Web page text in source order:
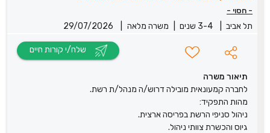
- חסוי -
תל אביב 3-4 שנים משרה מלאה 29/07/2026
תיאור משרה
לחברה קמעונאית מובילה דרוש/ה מנהל/ת רשת.
מהות התפקיד:
ניהול סניפי הרשת בפריסה ארצית.
גיוס והכשרת צוותי ניהול.